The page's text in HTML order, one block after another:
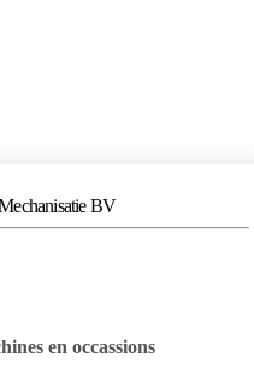
BV
en occassions